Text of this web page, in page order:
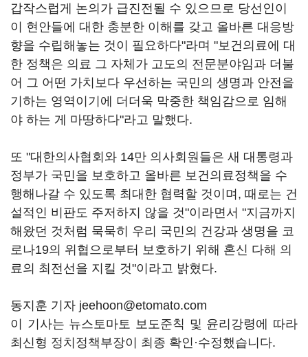
갑작스럽게 논의가 급진전될 수 있으므로 당선인이
이 현안들에 대한 충분한 이해를 갖고 올바른 대응방
향을 수립해놓는 것이 필요하다"라며 "보건의료에 대
한 정책은 의료 그 자체가 고도의 전문분야임과 더불
어 그 어떤 가치보다 우선하는 국민의 생명과 안전을
기하는 영역이기에 더더욱 막중한 책임감으로 임해
야 하는 게 마땅하다"라고 말했다.
또 "대한의사협회와 14만 의사회원들은 새 대통령과
정부가 국민을 보호하고 올바른 보건의료정책을 수
행해나갈 수 있도록 최대한 협력할 것이며, 때로는 건
설적인 비판도 주저하지 않을 것"이라면서 "지금까지
해왔던 것처럼 묵묵히 우리 국민의 건강과 생명을 코
로나19의 위협으로부터 보호하기 위해 혼신 다해 의
료의 최전선을 지킬 것"이라고 밝혔다.
동지훈 기자 jeehoon@etomato.com
이 기사는 뉴스토마토 보도준칙 및 윤리강령에 따라
최신형 정치정책부장이 최종 확인·수정했습니다.